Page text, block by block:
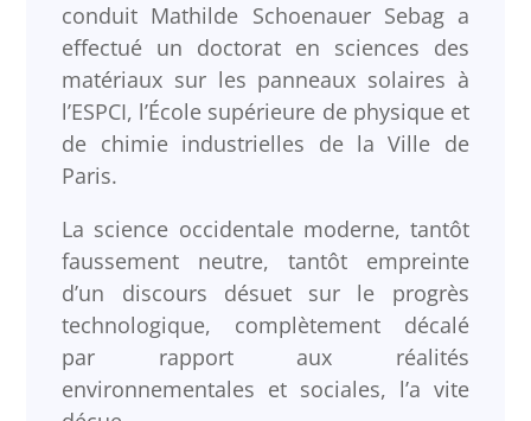
conduit Mathilde Schoenauer Sebag a
effectué un doctorat en sciences des
matériaux sur les panneaux solaires à
l’ESPCI, l’École supérieure de physique et
de chimie industrielles de la Ville de
Paris.
La science occidentale moderne, tantôt
faussement neutre, tantôt empreinte
d’un discours désuet sur le progrès
technologique, complètement décalé
par rapport aux réalités
environnementales et sociales, l’a vite